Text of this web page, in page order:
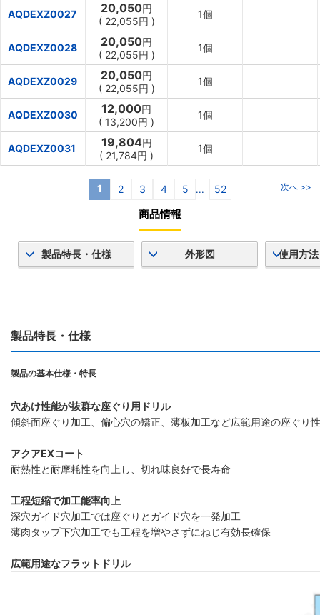
AQDEXZ0027 20,050円
( 22,055円 )
1個
AQDEXZ0028 20,050円
( 22,055円 )
1個
AQDEXZ0029 20,050円
( 22,055円 )
1個
AQDEXZ0030 12,000円
( 13,200円 )
1個
AQDEXZ0031 19,804円
( 21,784円 )
1個
1 2 3 4 5 ... 52 次へ >>
商品情報
製品特長・仕様 外形図 使用方
製品特長・仕様
製品の基本仕様・特長
穴あけ性能が抜群な座ぐり用ドリル
傾斜面座ぐり加工、偏心穴の矯正、薄板加工など広範用途の座ぐり
アクアEXコート
耐熱性と耐摩耗性を向上し、切れ味良好で長寿命
工程短縮で加工能率向上
深穴ガイド穴加工では座ぐりとガイド穴を一発加工
薄肉タップ下穴加工でも工程を増やさずにねじ有効長確保
広範用途なフラットドリル